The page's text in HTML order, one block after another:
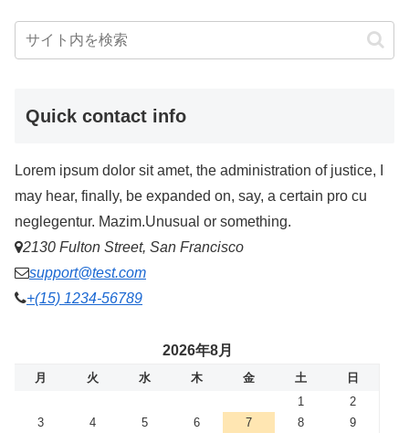
Quick contact info
Lorem ipsum dolor sit amet, the administration of justice, I
may hear, finally, be expanded on, say, a certain pro cu
neglegentur. Mazim.Unusual or something.
2130 Fulton Street, San Francisco
support@test.com
+(15) 1234-56789
2026年8月
月 火 水 木 金 土
日
1
2
3
4 5 6 7 8
9